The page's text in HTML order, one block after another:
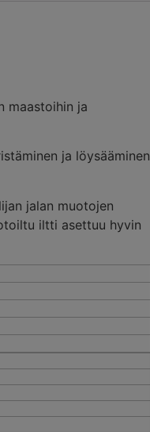
maastoihin ja
ja löysääminen
jalan muotojen
iltti asettuu hyvin